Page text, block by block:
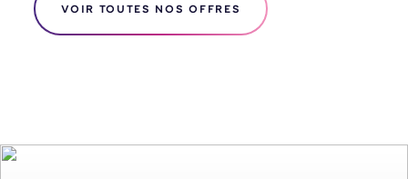
VOIR TOUTES NOS OFFRES